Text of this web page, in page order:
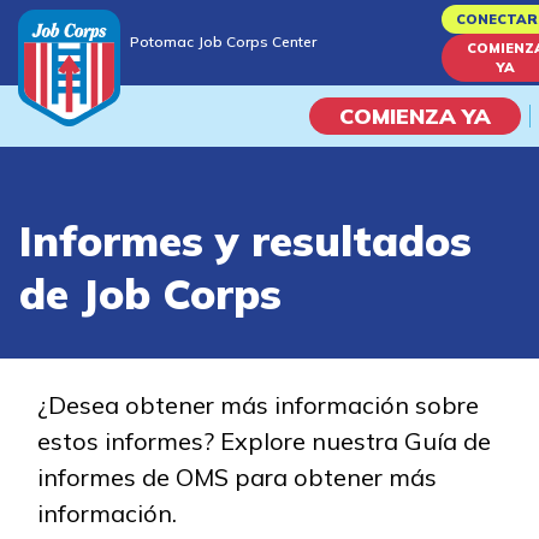
to
content
Potomac Job Corps Center
YA
COMIENZA YA
Vida En El Campus
Habilidades académicas
Estudiar
Programas de
Informes y resultados
de Job Corps
¿Desea obtener más información sobre
estos informes? Explore nuestra Guía de
informes de OMS para obtener más
información.